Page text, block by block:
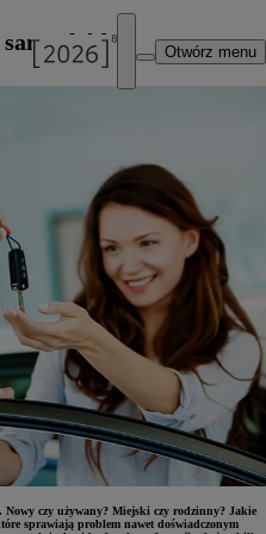
Otwórz menu
Nowy czy używany? Miejski czy rodzinny? Jakie
sprawiają problem nawet doświadczonym